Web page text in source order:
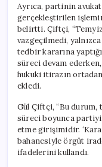
Ayrıca, partinin
gerçekleştirilen
belirtti. Çiftçi,
vazgeçilmedi,
tedbir kararına
süreci devam
hukuki itirazın
ekledi.
Gül Çiftçi, “Bu durum,
süreci boyunca
etme girişimidir.
bahanesiyle örgüt
ifadelerini kullandı.